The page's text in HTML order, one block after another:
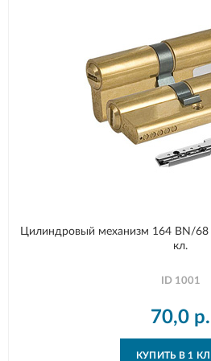
Цилиндровый механизм 164 BN/68
кл.
ID 1001
70,0 р.
КУПИТЬ В 1